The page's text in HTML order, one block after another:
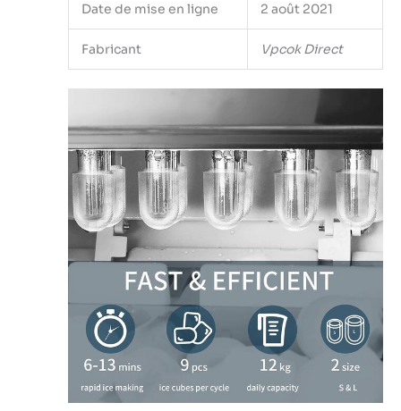
Date de mise en ligne 2 août 2021
Fabricant Vpcok Direct